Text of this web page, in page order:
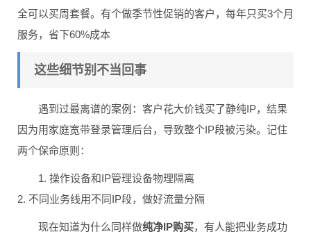
全可以买周套餐。有个做季节性促销的客户，每年只买3个月
服务，省下60%成本
这些细节别不当回事
遇到过最离谱的案例：客户花大价钱买了静纯IP，结果
因为用家庭宽带登录管理后台，导致整个IP段被污染。记住
两个保命原则：
1. 操作设备和IP管理设备物理隔离
2. 不同业务线用不同IP段，做好流量分隔
现在知道为什么同样做纯净IP购买，有人能把业务成功